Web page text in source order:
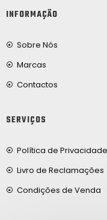
INFORMAÇÃO
Sobre Nós
Marcas
Contactos
SERVIÇOS
Política de Privacidade
Livro de Reclamações
Condições de Venda